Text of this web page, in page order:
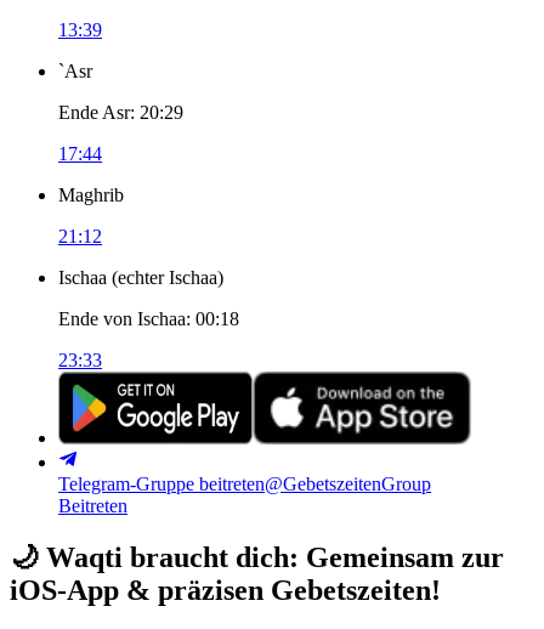
13:39
`Asr
Ende Asr: 20:29
17:44
Maghrib
21:12
Ischaa (echter Ischaa)
Ende von Ischaa: 00:18
23:33
Telegram-Gruppe beitreten@GebetszeitenGroup
Beitreten
🌙 Waqti braucht dich: Gemeinsam zur
iOS-App & präzisen Gebetszeiten!